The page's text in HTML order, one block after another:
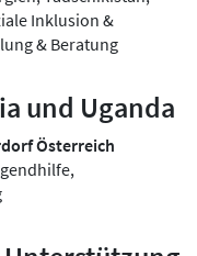
Inklusion &
& Beratung
und Uganda
Österreich